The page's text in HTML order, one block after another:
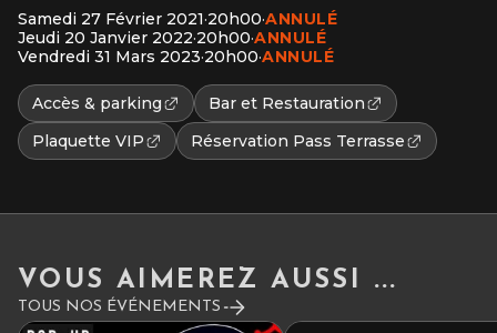
Samedi 27 Février 2021·20h00·ANNULÉ
Jeudi 20 Janvier 2022·20h00·ANNULÉ
Vendredi 31 Mars 2023·20h00·ANNULÉ
Accès & parking
Bar et Restauration
Plaquette VIP
Réservation Pass Terrasse
VOUS AIMEREZ AUSSI ...
TOUS NOS ÉVÉNEMENTS